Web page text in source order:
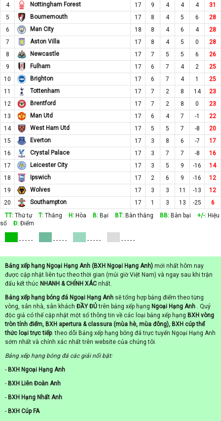
4
Nottingham Forest 17 9 4 4 4
31
5
Bournemouth 17 8 4 5 6
28
6
Man City 18 8 4 6 4
28
7
Aston Villa 17 8 4 5 0
28
8
Newcastle 17 7 5 5 6
26
9
Fulham 17 6 7 4 2
25
10
Brighton 17 6 7 4 1
25
11
Tottenham 17 7 2 8 14
23
12
Brentford 17 7 2 8 0
23
13
Man Utd 17 6 4 7 -1
22
14
West Ham Utd 17 5 5 7 -8
20
15
Everton 17 3 8 6 -7
17
16
Crystal Palace 17 3 7 7 -8
16
17
Leicester City 17 3 5 9 -16
14
18
Ipswich 17 2 6 9 -16
12
19
Wolves 17 3 3 11 -13
12
20
Southampton 17 1 3 13 -25
6
TT: Thứ tự T: Thắng H: Hòa B: Bại BT: Bàn thắng BB: Bàn bại +/-: Hiệu
số
Đ: Điểm
- - - - - - - - - - - - - - - - - - - -
Bảng xếp hạng Ngoại Hạng Anh (BXH Ngoại Hạng Anh) mới nhất hôm nay
được cập nhật liên tục theo thời gian (múi giờ Việt Nam) và ngay sau khi trận
đấu kết thúc NHANH & CHÍNH XÁC nhất.
Bảng xếp hạng bóng đá Ngoại Hạng Anh sẽ tổng hợp bảng điểm theo từng
vòng, sân nhà, sân khách ĐẦY ĐỦtrên bảng xếp hạng Ngoại Hạng Anh . Quý
độc giả có thể cập nhật một số thông tin về các loại bảng xếp hạng BXH vòng
tròn tính điểm, BXH apertura & classura (mùa hè, mùa đông), BXH cúp thể
thức loại trực tiếp. theo dõi Bảng xếp hạng bóng đá trực tuyến Ngoại Hạng Anh
sớm nhất và chính xác nhất trên website của chúng tôi.
Bảng xếp hạng bóng đá các giải nổi bật:
- BXH Ngoại Hạng Anh
- BXH Liên Đoàn Anh
- BXH Hạng Nhất Anh
- BXH Cúp FA